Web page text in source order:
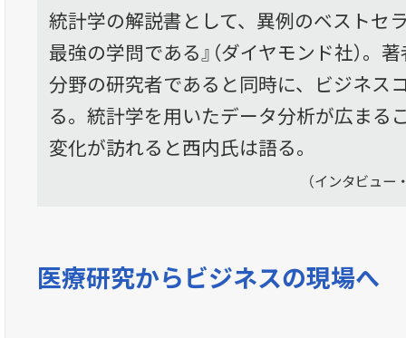
統計学の解説書として、異例のベストセ
最強の学問である』（ダイヤモンド社）。
分野の研究者であると同時に、ビジネス
る。統計学を用いたデータ分析が広まる
変化が訪れると西内氏は語る。
（インタビュ
医療研究からビジネスの現場へ